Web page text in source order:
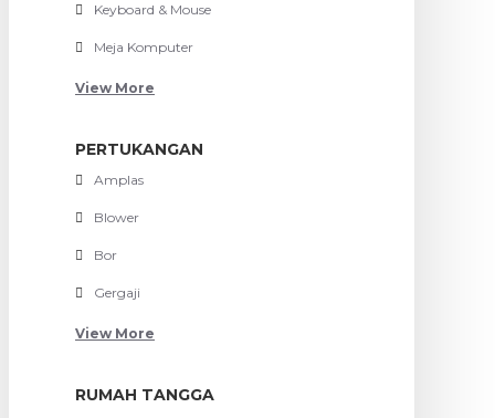
Keyboard & Mouse
Meja Komputer
View More
PERTUKANGAN
Amplas
Blower
Bor
Gergaji
View More
RUMAH TANGGA